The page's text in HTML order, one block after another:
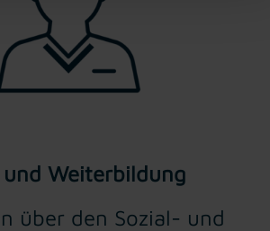
Weiterbildung
über den Sozial- und